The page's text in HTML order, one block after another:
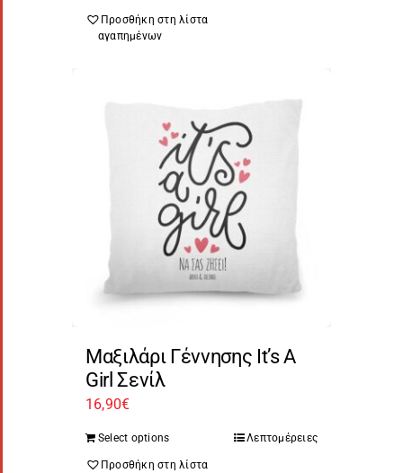
Προσθήκη στη λίστα
αγαπημένων
Μαξιλάρι Γέννησης It’s A
Girl Σενίλ
16,90€
Select options Λεπτομέρειες
Προσθήκη στη λίστα